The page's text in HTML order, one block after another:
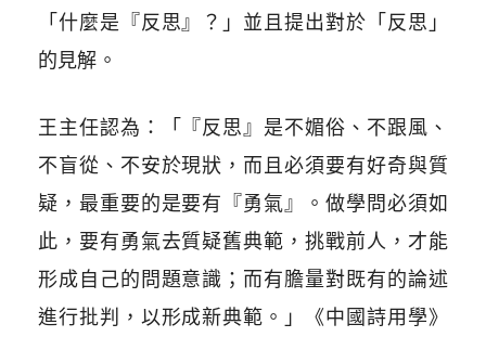
「什麼是『反思』？」並且提出對於「反思」
的見解。
王主任認為：「『反思』是不媚俗、不跟風、
不盲從、不安於現狀，而且必須要有好奇與質
疑，最重要的是要有『勇氣』。做學問必須如
此，要有勇氣去質疑舊典範，挑戰前人，才能
形成自己的問題意識；而有膽量對既有的論述
進行批判，以形成新典範。」《中國詩用學》